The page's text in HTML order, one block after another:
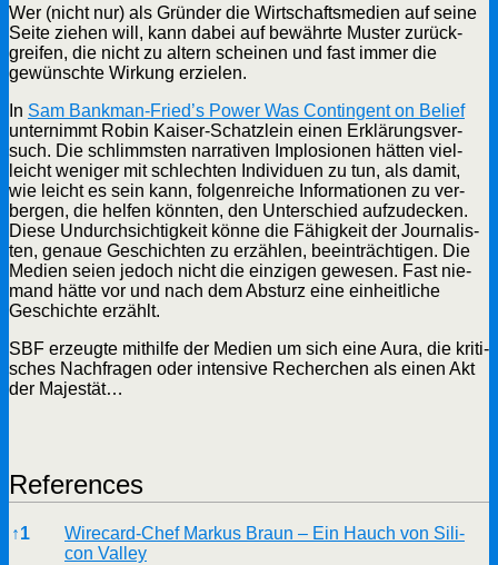
Wer (nicht nur) als Grün­der die Wirt­schafts­me­di­en auf sei­ne
Sei­te zie­hen will, kann dabei auf bewähr­te Mus­ter zurück­
grei­fen, die nicht zu altern schei­nen und fast immer die
gewünsch­te Wir­kung erzielen.
In Sam Bankman-Fried’s Power Was Con­tin­gent on Belief
unter­nimmt Robin Kai­ser-Schatz­lein einen Erklä­rungs­ver­
such. Die schlimms­ten nar­ra­ti­ven Implo­sio­nen hät­ten viel­
leicht weni­ger mit schlech­ten Indi­vi­du­en zu tun, als damit,
wie leicht es sein kann, fol­gen­rei­che Infor­ma­tio­nen zu ver­
ber­gen, die hel­fen könn­ten, den Unter­schied auf­zu­de­cken.
Die­se Undurch­sich­tig­keit kön­ne die Fähig­keit der Jour­na­lis­
ten, genaue Geschich­ten zu erzäh­len, beein­träch­ti­gen. Die
Medi­en sei­en jedoch nicht die ein­zi­gen gewe­sen. Fast nie­
mand hät­te vor und nach dem Absturz eine ein­heit­li­che
Geschich­te erzählt.
SBF erzeug­te mit­hil­fe der Medi­en um sich eine Aura, die kri­ti­
sches Nach­fra­gen oder inten­si­ve Recher­chen als einen Akt
der Majestät…
Refe­ren­ces
Refe­ren­ces
↑1
Wire­card-Chef Mar­kus Braun – Ein Hauch von Sili­
con Valley